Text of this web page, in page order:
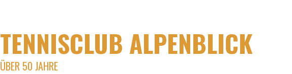
TENNISCLUB ALPENBLICK
ÜBER 50 JAHRE